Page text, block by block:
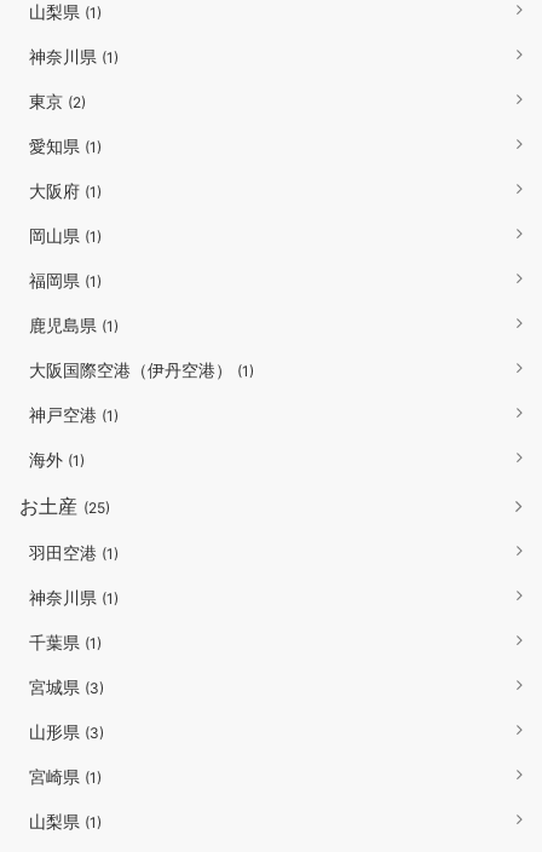
山梨県 (1)
神奈川県 (1)
東京 (2)
愛知県 (1)
大阪府 (1)
岡山県 (1)
福岡県 (1)
鹿児島県 (1)
大阪国際空港（伊丹空港） (1)
神戸空港 (1)
海外 (1)
お土産 (25)
羽田空港 (1)
神奈川県 (1)
千葉県 (1)
宮城県 (3)
山形県 (3)
宮崎県 (1)
山梨県 (1)